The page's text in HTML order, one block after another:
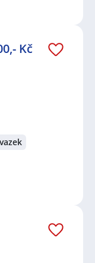
Kč